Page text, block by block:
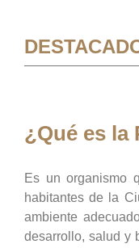
¿Qué es la
Es un organismo
habitantes de la
ambiente
desarrollo, salud y